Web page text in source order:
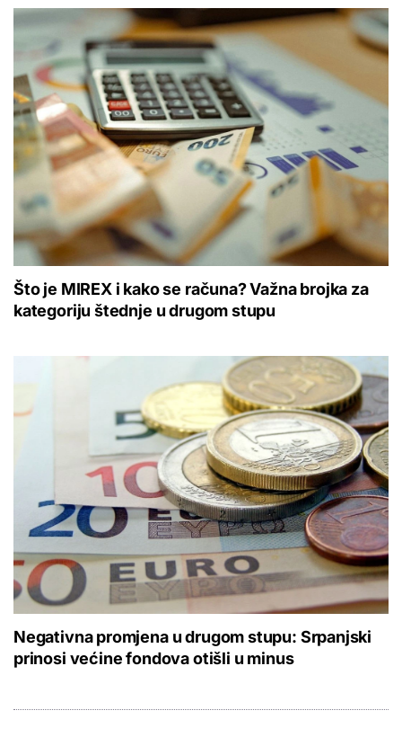
Što je MIREX i kako se računa? Važna brojka za
kategoriju štednje u drugom stupu
Negativna promjena u drugom stupu: Srpanjski
prinosi većine fondova otišli u minus